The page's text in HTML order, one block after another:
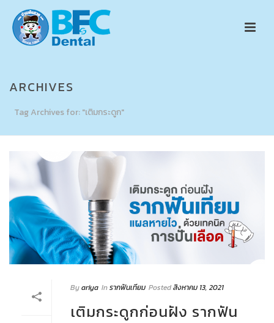
ARCHIVES
Tag Archives for: "เติมกระดูก"
Byariya Inรากฟันเทียม Postedสิงหาคม 13, 2021
เติมกระดูกก่อนฝัง รากฟัน